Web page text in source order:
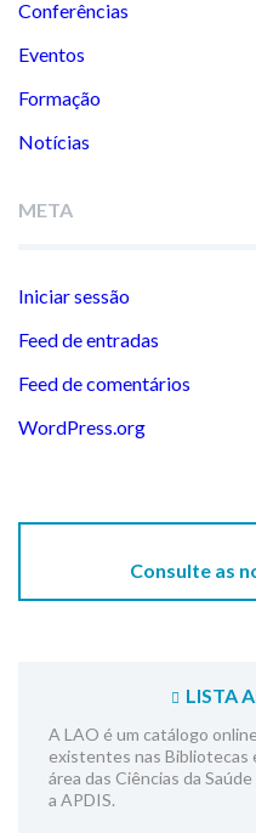
Conferências
Eventos
Formação
Notícias
META
Iniciar sessão
Feed de entradas
Feed de comentários
WordPress.org
Consulte as
LISTA
A LAO é um catálogo
existentes nas Bibliotecas
área das Ciências da
a APDIS.